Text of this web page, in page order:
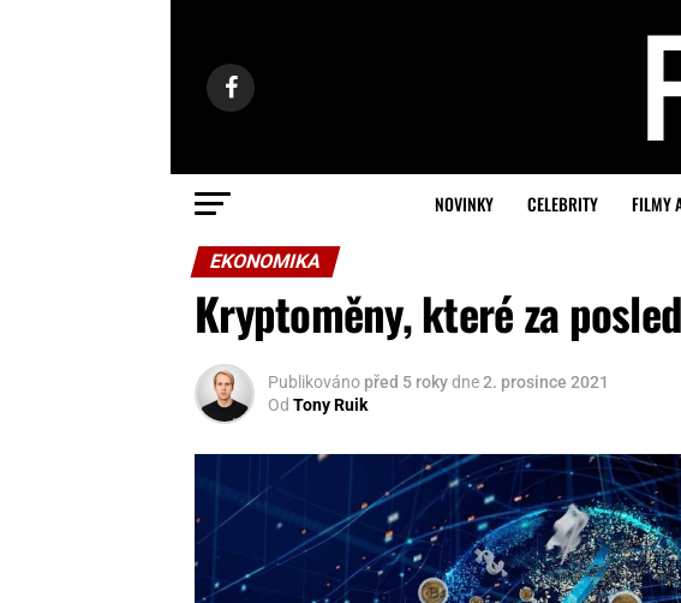
NOVINKY CELEBRITY FILMY
EKONOMIKA
Kryptoměny, které za
Publikováno před 5 rokydne2. prosince 2021
Od Tony Ruik